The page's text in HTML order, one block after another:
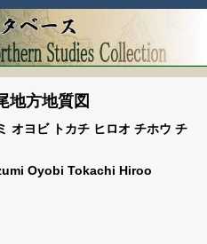
地方地質図
オヨビ トカチ ヒロオ チホウ チ
Oyobi Tokachi Hiroo